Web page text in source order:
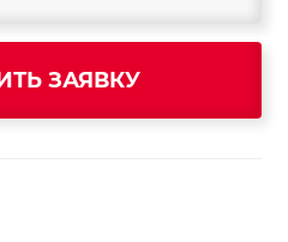
ОТПРАВИТЬ ЗАЯВКУ